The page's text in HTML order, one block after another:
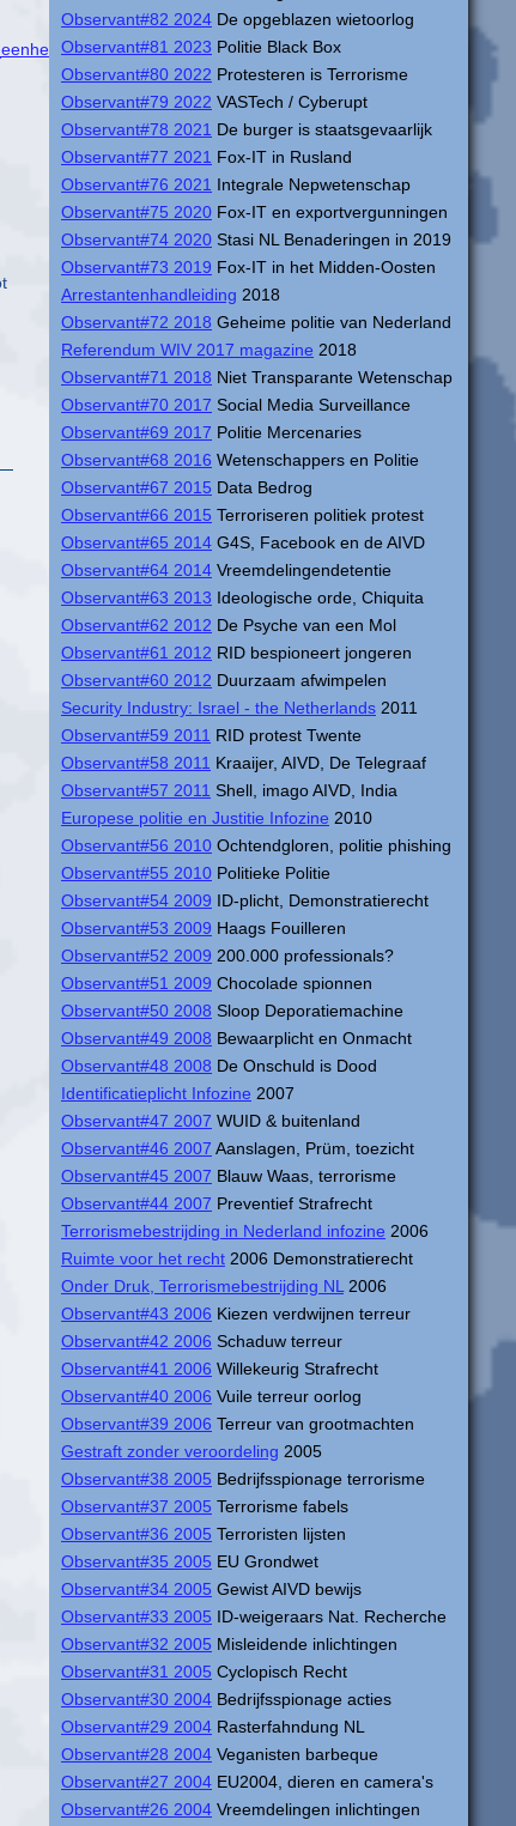
Observant#82 2024 De opgeblazen wietoorlog
Observant#81 2023 Politie Black Box
Observant#80 2022 Protesteren is Terrorisme
Observant#79 2022 VASTech / Cyberupt
Observant#78 2021 De burger is staatsgevaarlijk
Observant#77 2021 Fox-IT in Rusland
Observant#76 2021 Integrale Nepwetenschap
Observant#75 2020 Fox-IT en exportvergunningen
Observant#74 2020 Stasi NL Benaderingen in 2019
Observant#73 2019 Fox-IT in het Midden-Oosten
Arrestantenhandleiding 2018
Observant#72 2018 Geheime politie van Nederland
Referendum WIV 2017 magazine 2018
Observant#71 2018 Niet Transparante Wetenschap
Observant#70 2017 Social Media Surveillance
Observant#69 2017 Politie Mercenaries
Observant#68 2016 Wetenschappers en Politie
Observant#67 2015 Data Bedrog
Observant#66 2015 Terroriseren politiek protest
Observant#65 2014 G4S, Facebook en de AIVD
Observant#64 2014 Vreemdelingendetentie
Observant#63 2013 Ideologische orde, Chiquita
Observant#62 2012 De Psyche van een Mol
Observant#61 2012 RID bespioneert jongeren
Observant#60 2012 Duurzaam afwimpelen
Security Industry: Israel - the Netherlands 2011
Observant#59 2011 RID protest Twente
Observant#58 2011 Kraaijer, AIVD, De Telegraaf
Observant#57 2011 Shell, imago AIVD, India
Europese politie en Justitie Infozine 2010
Observant#56 2010 Ochtendgloren, politie phishing
Observant#55 2010 Politieke Politie
Observant#54 2009 ID-plicht, Demonstratierecht
Observant#53 2009 Haags Fouilleren
Observant#52 2009 200.000 professionals?
Observant#51 2009 Chocolade spionnen
Observant#50 2008 Sloop Deporatiemachine
Observant#49 2008 Bewaarplicht en Onmacht
Observant#48 2008 De Onschuld is Dood
Identificatieplicht Infozine 2007
Observant#47 2007 WUID & buitenland
Observant#46 2007 Aanslagen, Prüm, toezicht
Observant#45 2007 Blauw Waas, terrorisme
Observant#44 2007 Preventief Strafrecht
Terrorismebestrijding in Nederland infozine 2006
Ruimte voor het recht 2006 Demonstratierecht
Onder Druk, Terrorismebestrijding NL 2006
Observant#43 2006 Kiezen verdwijnen terreur
Observant#42 2006 Schaduw terreur
Observant#41 2006 Willekeurig Strafrecht
Observant#40 2006 Vuile terreur oorlog
Observant#39 2006 Terreur van grootmachten
Gestraft zonder veroordeling 2005
Observant#38 2005 Bedrijfsspionage terrorisme
Observant#37 2005 Terrorisme fabels
Observant#36 2005 Terroristen lijsten
Observant#35 2005 EU Grondwet
Observant#34 2005 Gewist AIVD bewijs
Observant#33 2005 ID-weigeraars Nat. Recherche
Observant#32 2005 Misleidende inlichtingen
Observant#31 2005 Cyclopisch Recht
Observant#30 2004 Bedrijfsspionage acties
Observant#29 2004 Rasterfahndung NL
Observant#28 2004 Veganisten barbeque
Observant#27 2004 EU2004, dieren en camera's
Observant#26 2004 Vreemdelingen inlichtingen